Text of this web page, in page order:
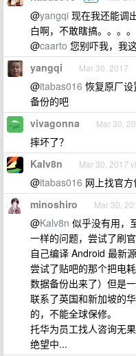
@yangqi 现在我还能调
白啊，不敢瞎搞。。。。
@caarto 您别吓我，我
yangqi Mar 30, 2017
@itabas016 恢复原厂
备份的吧
vivagonna Mar 30,
摔坏了？
Kalv8n Mar 30, 2017
@itabas016 网上找官
minoshiro Mar 30,
@Kalv8n 似乎没有用，
一样的问题，尝试了刷
自己编译 Android 最新源
尝试了贴吧的那个把电
数据备份出来了）但是
联系了英国和新加坡的
的，不能全球保修。
托华为员工找人咨询无果
绝望中...